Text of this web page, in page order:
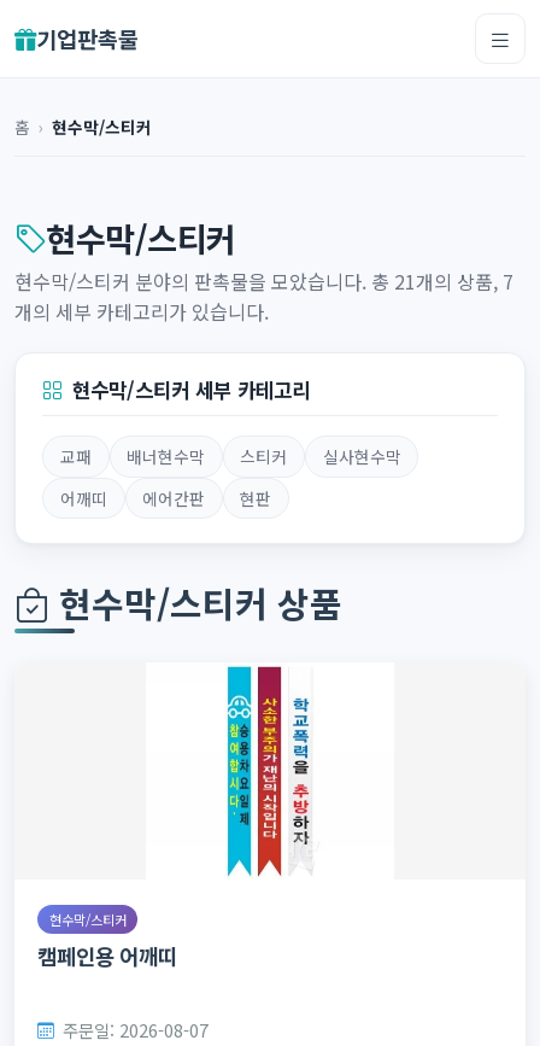
기업판촉물
홈 › 현수막/스티커
현수막/스티커
현수막/스티커 분야의 판촉물을 모았습니다. 총 21개의 상품, 7
개의 세부 카테고리가 있습니다.
현수막/스티커 세부 카테고리
교패 배너현수막 스티커
실사현수막
어깨띠
에어간판 현판
현수막/스티커 상품
현수막/스티커
캠페인용 어깨띠
주문일: 2026-08-07